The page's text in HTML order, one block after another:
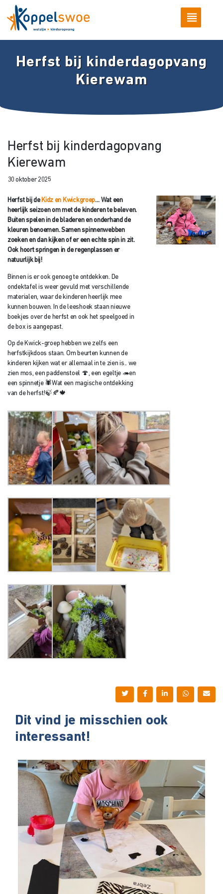
Herfst bij kinderdagopvang
Kierewam
Herfst bij kinderdagopvang
Kierewam
30 oktober 2025
Herfst bij de Kidz en Kwickgroep… Wat een
heerlijk seizoen om met de kinderen te beleven.
Buiten spelen in de bladeren en onderhand de
kleuren benoemen. Samen spinnenwebben
zoeken en dan kijken of er een echte spin in zit.
Ook hoort springen in de regenplassen er
natuurlijk bij!
Binnen is er ook genoeg te ontdekken. De
ondektafel is weer gevuld met verschillende
materialen, waar de kinderen heerlijk mee
kunnen bouwen. In de leeshoek staan nieuwe
boekjes over de herfst en ook het speelgoed in
de box is aangepast.
Op de Kwick-groep hebben we zelfs een
herfstkijkdoos staan. Om beurten kunnen de
kinderen kijken wat er allemaal in te zien is.. we
zien mos, een paddenstoel 🍄, een egeltje 🦔en
een spinnetje 🕷️Wat een magische ontdekking
van de herfst!🍃🍂🍁
Dit vind je misschien ook
interessant!